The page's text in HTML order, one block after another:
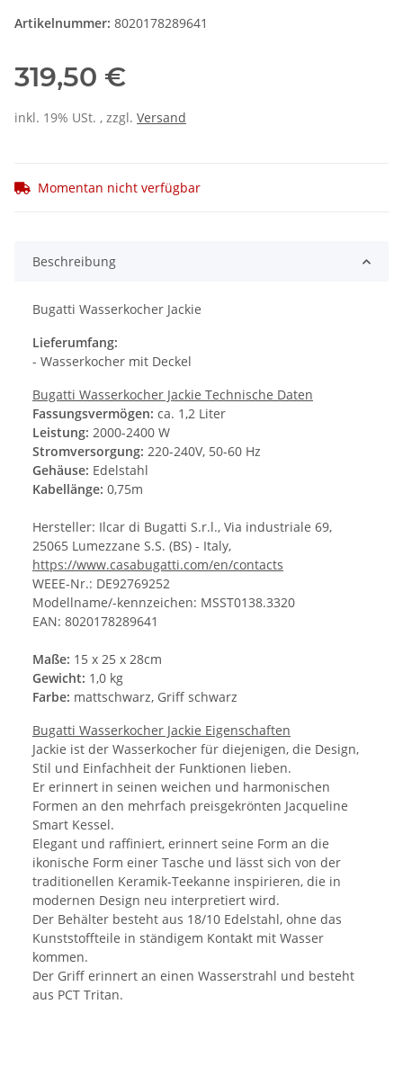
Artikelnummer: 8020178289641
319,50 €
inkl. 19% USt. , zzgl. Versand
Momentan nicht verfügbar
Beschreibung
Bugatti Wasserkocher Jackie
Lieferumfang:
- Wasserkocher mit Deckel
Bugatti Wasserkocher Jackie Technische Daten
Fassungsvermögen: ca. 1,2 Liter
Leistung: 2000-2400 W
Stromversorgung: 220-240V, 50-60 Hz
Gehäuse: Edelstahl
Kabellänge: 0,75m
Hersteller: Ilcar di Bugatti S.r.l., Via industriale 69,
25065 Lumezzane S.S. (BS) - Italy,
https://www.casabugatti.com/en/contacts
WEEE-Nr.: DE92769252
Modellname/-kennzeichen: MSST0138.3320
EAN: 8020178289641
Maße: 15 x 25 x 28cm
Gewicht: 1,0 kg
Farbe: mattschwarz, Griff schwarz
Bugatti Wasserkocher Jackie Eigenschaften
Jackie ist der Wasserkocher für diejenigen, die Design,
Stil und Einfachheit der Funktionen lieben.
Er erinnert in seinen weichen und harmonischen
Formen an den mehrfach preisgekrönten Jacqueline
Smart Kessel.
Elegant und raffiniert, erinnert seine Form an die
ikonische Form einer Tasche und lässt sich von der
traditionellen Keramik-Teekanne inspirieren, die in
modernen Design neu interpretiert wird.
Der Behälter besteht aus 18/10 Edelstahl, ohne das
Kunststoffteile in ständigem Kontakt mit Wasser
kommen.
Der Griff erinnert an einen Wasserstrahl und besteht
aus PCT Tritan.